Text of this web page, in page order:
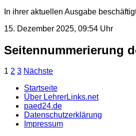
In ihrer aktuellen Ausgabe
15. Dezember 2025, 09:54 Uhr
Seitennummerierung
1 2 3 Nächste
Startseite
Über LehrerLinks.net
paed24.de
Datenschutzerklärung
Impressum